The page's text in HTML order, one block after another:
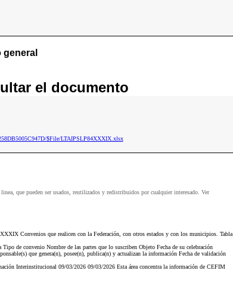
general
el documento
$File/LTAIPSLP84XXXIX.xlsx
que pueden ser usados, reutilizados y redistribuidos por cualquier interesado. Ver
Convenios que realicen con la Federación, con otros estados y con los municipios. Tabla
de convenio Nombre de las partes que lo suscriben Objeto Fecha de su celebración
que genera(n), posee(n), publica(n) y actualizan la información Fecha de validación
Interinstitucional 09/03/2026 09/03/2026 Esta área concentra la información de CEFIM